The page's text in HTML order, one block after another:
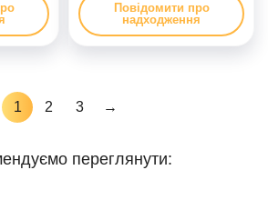
Повідомити про
надходження
1 2 3 →
переглянути: